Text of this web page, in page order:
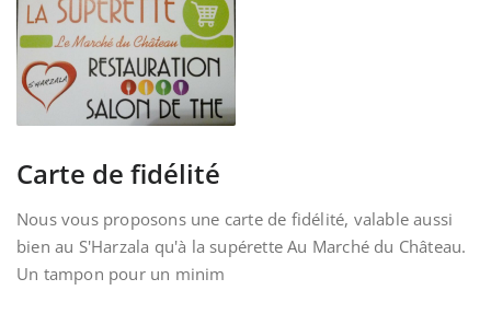
Carte de fidélité
Nous vous proposons une carte de fidélité, valable aussi
bien au S'Harzala qu'à la supérette Au Marché du Château.
Un tampon pour un minim